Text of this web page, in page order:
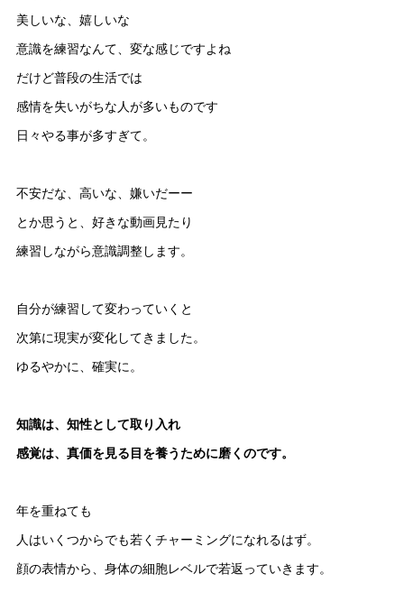
美しいな、嬉しいな
意識を練習なんて、変な感じですよね
だけど普段の生活では
感情を失いがちな人が多いものです
日々やる事が多すぎて。
不安だな、高いな、嫌いだーー
とか思うと、好きな動画見たり
練習しながら意識調整します。
自分が練習して変わっていくと
次第に現実が変化してきました。
ゆるやかに、確実に。
知識は、知性として取り入れ
感覚は、真価を見る目を養うために磨くのです。
年を重ねても
人はいくつからでも若くチャーミングになれるはず。
顔の表情から、身体の細胞レベルで若返っていきます。